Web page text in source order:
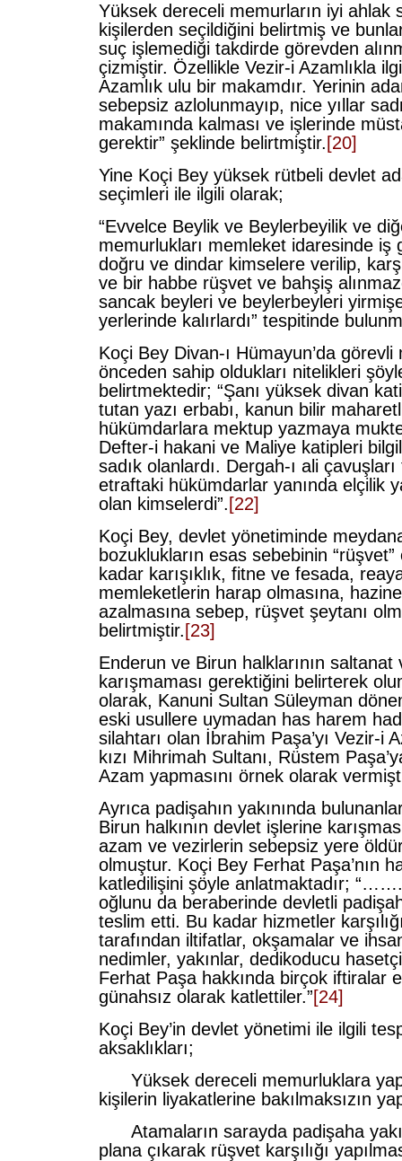
Yüksek dereceli memurların iyi ahlak
kişilerden seçildiğini belirtmiş ve
suç işlemediği takdirde görevden
çizmiştir. Özellikle Vezir-i Azamlıkla
Azamlık ulu bir makamdır. Yerinin
sebepsiz azlolunmayıp, nice yıllar
makamında kalması ve işlerinde
gerektir” şeklinde belirtmiştir. [20]
Yine Koçi Bey yüksek rütbeli devlet
seçimleri ile ilgili olarak;
“Evvelce Beylik ve Beylerbeyilik ve
memurlukları memleket idaresinde iş
doğru ve dindar kimselere verilip,
ve bir habbe rüşvet ve bahşiş
sancak beyleri ve beylerbeyleri
yerlerinde kalırlardı” tespitinde
Koçi Bey Divan-ı Hümayun’da görevli
önceden sahip oldukları nitelikleri
belirtmektedir; “Şanı yüksek divan
tutan yazı erbabı, kanun bilir
hükümdarlara mektup yazmaya
Defter-i hakani ve Maliye katipleri
sadık olanlardı. Dergah-ı ali
etraftaki hükümdarlar yanında elçilik
olan kimselerdi”. [22]
Koçi Bey, devlet yönetiminde
bozuklukların esas sebebinin “rüşvet”
kadar karışıklık, fitne ve fesada,
memleketlerin harap olmasına,
azalmasına sebep, rüşvet şeytanı
belirtmiştir. [23]
Enderun ve Birun halklarının
karışmaması gerektiğini belirterek
olarak, Kanuni Sultan Süleyman
eski usullere uymadan has harem
silahtarı olan İbrahim Paşa’yı Vezir-i
kızı Mihrimah Sultanı, Rüstem
Azam yapmasını örnek olarak
Ayrıca padişahın yakınında
Birun halkının devlet işlerine
azam ve vezirlerin sebepsiz yere
olmuştur. Koçi Bey Ferhat Paşa’nın
katledilişini şöyle anlatmaktadır;
oğlunu da beraberinde devletli
teslim etti. Bu kadar hizmetler
tarafından iltifatlar, okşamalar ve
nedimler, yakınlar, dedikoducu
Ferhat Paşa hakkında birçok iftiralar
günahsız olarak katlettiler.”[24]
Koçi Bey’in devlet yönetimi ile ilgili
aksaklıkları;
Yüksek dereceli memurluklara
kişilerin liyakatlerine bakılmaksızın
Atamaların sarayda padişaha
plana çıkarak rüşvet karşılığı